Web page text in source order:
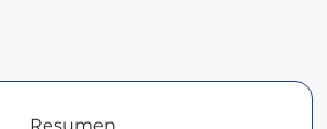
Resumen